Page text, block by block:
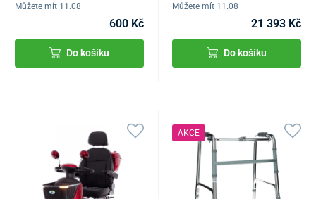
Můžete mít 11.08
600 Kč
Do košíku
Můžete mít 11.08
21 393 Kč
Do košíku
AKCE